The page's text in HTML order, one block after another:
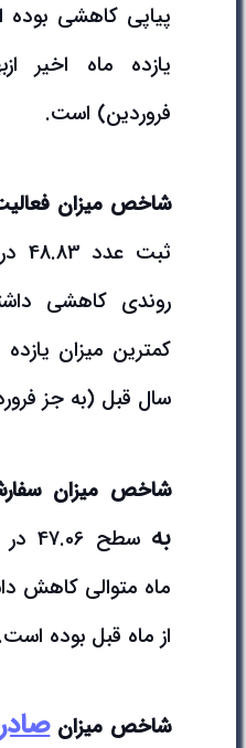
پیاپی کاهشی
یازده ماه اخیر
فروردین) است.
شاخص میزان
روندی کاهشی
کمترین میزان
سال قبل (به جز
شاخص میزان
به
ماه متوالی کاهش
از ماه قبل بوده است.
شاخص میزان